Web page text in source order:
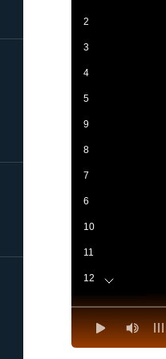
2
3
4
5
9
8
7
6
10
11
12
13